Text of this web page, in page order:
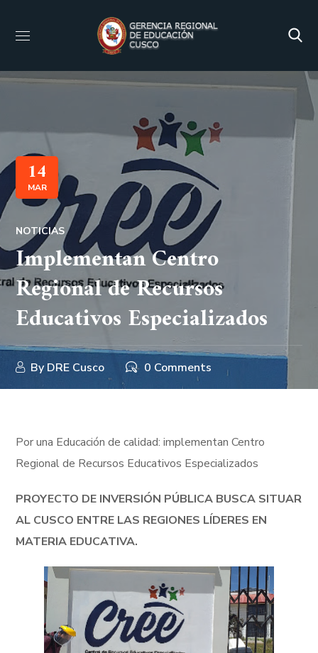
14
MAR
NOTICIAS
Implementan Centro
Regional de Recursos
Educativos Especializados
ByDRE Cusco 0 Comments
Por una Educación de calidad: implementan Centro
Regional de Recursos Educativos Especializados
PROYECTO DE INVERSIÓN PÚBLICA BUSCA SITUAR
AL CUSCO ENTRE LAS REGIONES LÍDERES EN
MATERIA EDUCATIVA.